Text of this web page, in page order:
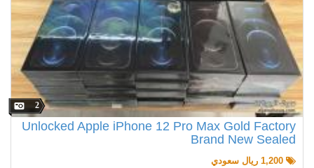
2
Unlocked Apple iPhone 12 Pro Max Gold Factory
Brand New Sealed